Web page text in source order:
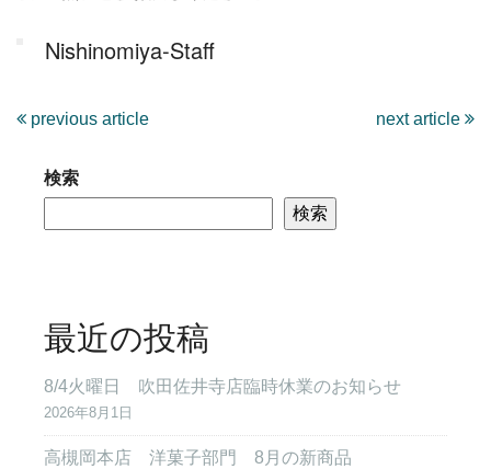
Nishinomiya-Staff
previous article next article
検索
検索
最近の投稿
8/4火曜日 吹田佐井寺店臨時休業のお知らせ
2026年8月1日
高槻岡本店 洋菓子部門 8月の新商品